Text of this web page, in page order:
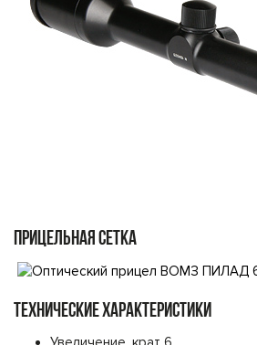
ПРИЦЕЛЬНАЯ СЕТКА
ТЕХНИЧЕСКИЕ ХАРАКТЕРИСТИКИ